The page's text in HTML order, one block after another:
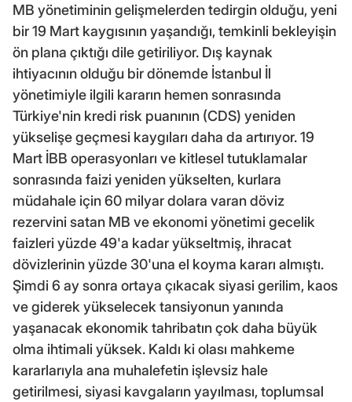
MB yönetiminin gelişmelerden tedirgin olduğu, yeni
bir 19 Mart kaygısının yaşandığı, temkinli bekleyişin
ön plana çıktığı dile getiriliyor. Dış kaynak
ihtiyacının olduğu bir dönemde İstanbul İl
yönetimiyle ilgili kararın hemen sonrasında
Türkiye'nin kredi risk puanının (CDS) yeniden
yükselişe geçmesi kaygıları daha da artırıyor. 19
Mart İBB operasyonları ve kitlesel tutuklamalar
sonrasında faizi yeniden yükselten, kurlara
müdahale için 60 milyar dolara varan döviz
rezervini satan MB ve ekonomi yönetimi gecelik
faizleri yüzde 49'a kadar yükseltmiş, ihracat
dövizlerinin yüzde 30'una el koyma kararı almıştı.
Şimdi 6 ay sonra ortaya çıkacak siyasi gerilim, kaos
ve giderek yükselecek tansiyonun yanında
yaşanacak ekonomik tahribatın çok daha büyük
olma ihtimali yüksek. Kaldı ki olası mahkeme
kararlarıyla ana muhalefetin işlevsiz hale
getirilmesi, siyasi kavgaların yayılması, toplumsal